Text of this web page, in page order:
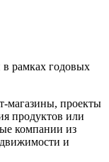
рамках годовых
магазины, проекты
продуктов или
компании из
и